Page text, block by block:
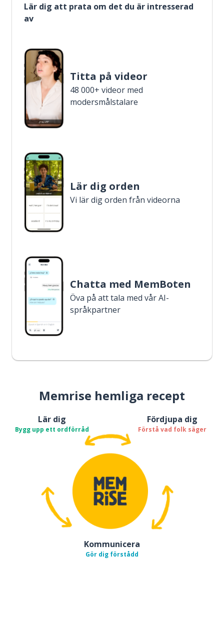
Lär dig att prata om det du är intresserad
av
Titta på videor
48 000+ videor med
modersmålstalare
Lär dig orden
Vi lär dig orden från videorna
Chatta med MemBoten
Öva på att tala med vår AI-
språkpartner
Memrise hemliga recept
Lär dig
Bygg upp ett ordförråd
Fördjupa dig
Förstå vad folk säger
Kommunicera
Gör dig förstådd